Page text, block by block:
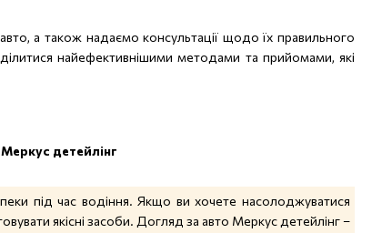
а також надаємо консультації щодо їх правильного
найефективнішими методами та прийомами, які
детейлінг
під час водіння. Якщо ви хочете насолоджуватися
якісні засоби. Догляд за авто Меркус детейлінг –